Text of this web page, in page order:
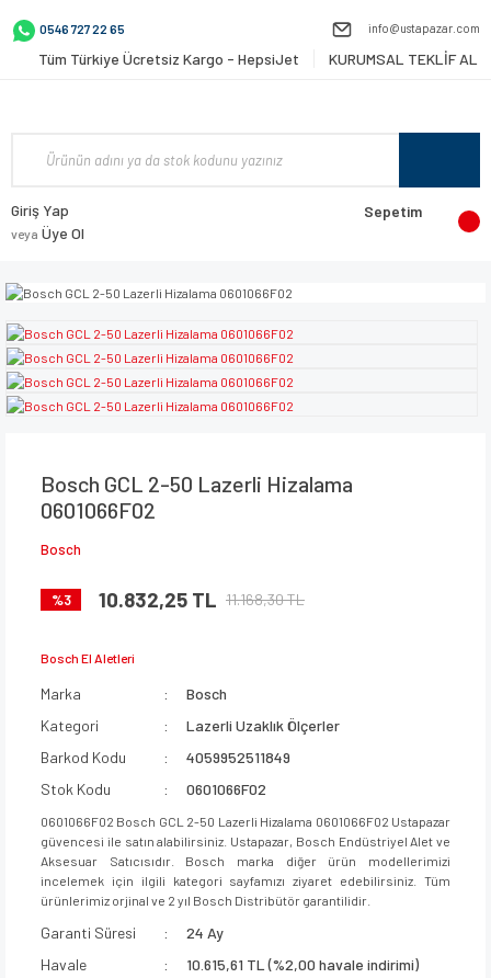
0546 727 22 65 info@ustapazar.com
Tüm Türkiye Ücretsiz Kargo - HepsiJet KURUMSAL TEKLİF AL
Giriş Yap
veya Üye Ol
Sepetim
Bosch GCL 2-50 Lazerli Hizalama
0601066F02
Bosch
%3 10.832,25 TL 11.168,30 TL
Bosch El Aletleri
Marka
Bosch
Kategori
Lazerli Uzaklık Ölçerler
Barkod Kodu
4059952511849
Stok Kodu
0601066F02
0601066F02 Bosch GCL 2-50 Lazerli Hizalama 0601066F02 Ustapazar
güvencesi ile satın alabilirsiniz. Ustapazar, Bosch Endüstriyel Alet ve
Aksesuar Satıcısıdır. Bosch marka diğer ürün modellerimizi
incelemek için ilgili kategori sayfamızı ziyaret edebilirsiniz. Tüm
ürünlerimiz orjinal ve 2 yıl Bosch Distribütör garantilidir.
Garanti Süresi
24 Ay
Havale
10.615,61 TL (%2,00 havale indirimi)